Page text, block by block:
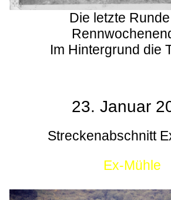
Die letzte
Im Hintergrund die
23. Januar
Streckenabschnitt
Ex-Mühle